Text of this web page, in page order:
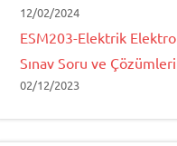
12/02/2024
ESM203-Elektrik
Sınav Soru ve Çözümleri
02/12/2023